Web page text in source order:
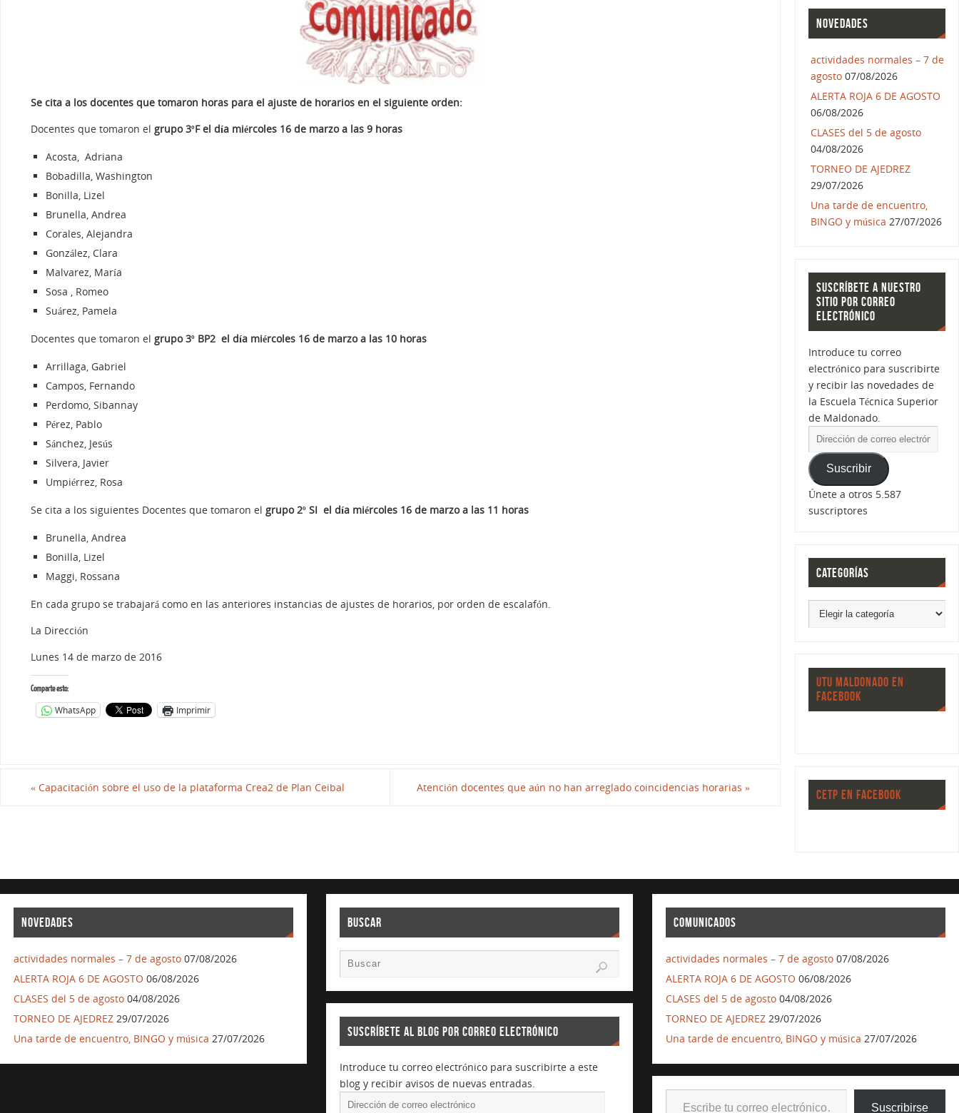
Se cita a los docentes que tomaron horas para el ajuste de horarios en el siguiente orden:
Docentes que tomaron el grupo 3ºF el día miércoles 16 de marzo a las 9 horas
Acosta, Adriana
Bobadilla, Washington
Bonilla, Lizel
Brunella, Andrea
Corales, Alejandra
González, Clara
Malvarez, María
Sosa , Romeo
Suárez, Pamela
Docentes que tomaron el grupo 3º BP2 el día miércoles 16 de marzo a las 10 horas
Arrillaga, Gabriel
Campos, Fernando
Perdomo, Sibannay
Pérez, Pablo
Sánchez, Jesús
Silvera, Javier
Umpiérrez, Rosa
Se cita a los siguientes Docentes que tomaron el grupo 2º SI el día miércoles 16 de marzo a las 11 horas
Brunella, Andrea
Bonilla, Lizel
Maggi, Rossana
En cada grupo se trabajará como en las anteriores instancias de ajustes de horarios, por orden de escalafón.
La Dirección
Lunes 14 de marzo de 2016
Comparte esto:
WhatsApp Imprimir
« Capacitación sobre el uso de la plataforma Crea2 de Plan Ceibal Atención docentes que aún no han arreglado coincidencias horarias »
NOVEDADES
actividades normales – 7 de
agosto 07/08/2026
ALERTA ROJA 6 DE AGOSTO
06/08/2026
CLASES del 5 de agosto
04/08/2026
TORNEO DE AJEDREZ
29/07/2026
Una tarde de encuentro,
BINGO y música 27/07/2026
SUSCRÍBETE A NUESTRO
SITIO POR CORREO
ELECTRÓNICO
Introduce tu correo
electrónico para suscribirte
y recibir las novedades de
la Escuela Técnica Superior
de Maldonado.
Suscribir
Únete a otros 5.587
suscriptores
CATEGORÍAS
UTU MALDONADO EN
FACEBOOK
CETP EN FACEBOOK
NOVEDADES
actividades normales – 7 de agosto 07/08/2026
ALERTA ROJA 6 DE AGOSTO 06/08/2026
CLASES del 5 de agosto 04/08/2026
TORNEO DE AJEDREZ 29/07/2026
Una tarde de encuentro, BINGO y música 27/07/2026
BUSCAR
SUSCRÍBETE AL BLOG POR CORREO ELECTRÓNICO
Introduce tu correo electrónico para suscribirte a este
blog y recibir avisos de nuevas entradas.
COMUNICADOS
actividades normales – 7 de agosto 07/08/2026
ALERTA ROJA 6 DE AGOSTO 06/08/2026
CLASES del 5 de agosto 04/08/2026
TORNEO DE AJEDREZ 29/07/2026
Una tarde de encuentro, BINGO y música 27/07/2026
Suscribirse